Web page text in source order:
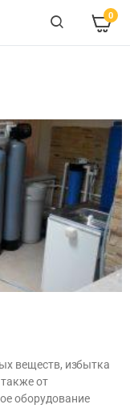
0
веществ, избытка
от
оборудование